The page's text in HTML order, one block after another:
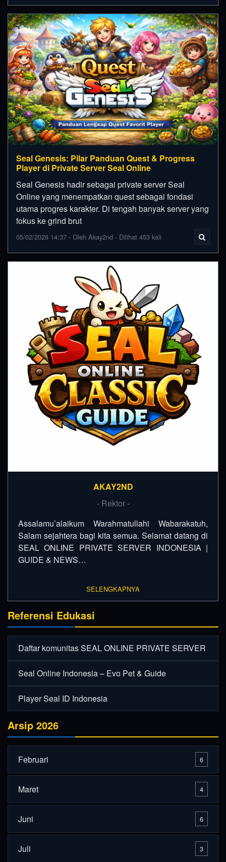
Seal Genesis: Pilar Panduan Quest & Progress
Player di Private Server Seal Online
Seal Genesis hadir sebagai private server Seal
Online yang menempatkan quest sebagai fondasi
utama progres karakter. Di tengah banyak server yang
fokus ke grind brut
05/02/2026 14:37 - Oleh Akay2nd - Dilihat 453 kali
AKAY2ND
- Rektor -
Assalamu’alaikum Warahmatullahi Wabarakatuh,
Salam sejahtera bagi kita semua. Selamat datang di
SEAL ONLINE PRIVATE SERVER INDONESIA |
GUIDE & NEWS…
SELENGKAPNYA
Referensi Edukasi
Daftar komunitas SEAL ONLINE PRIVATE SERVER
Seal Online Indonesia – Evo Pet & Guide
Player Seal ID Indonesia
Arsip 2026
Februari 6
Maret 4
Juni 6
Juli 3